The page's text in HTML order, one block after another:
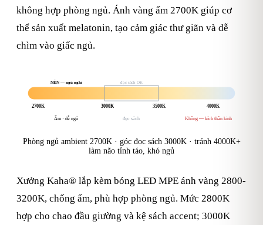
không hợp phòng ngủ. Ánh vàng ấm 2700K giúp cơ
thể sản xuất melatonin, tạo cảm giác thư giãn và dễ
chìm vào giấc ngủ.
NÊN — ngủ nghỉ đọc sách OK
2700K 3000K 3500K 4000K
Ấm · dễ ngủ đọc sách Không — kích thần kinh
Phòng ngủ ambient 2700K · góc đọc sách 3000K · tránh 4000K+
làm não tỉnh táo, khó ngủ
Xưởng Kaha® lắp kèm bóng LED MPE ánh vàng 2800-
3200K, chống ẩm, phù hợp phòng ngủ. Mức 2800K
hợp cho chao đầu giường và kệ sách accent; 3000K